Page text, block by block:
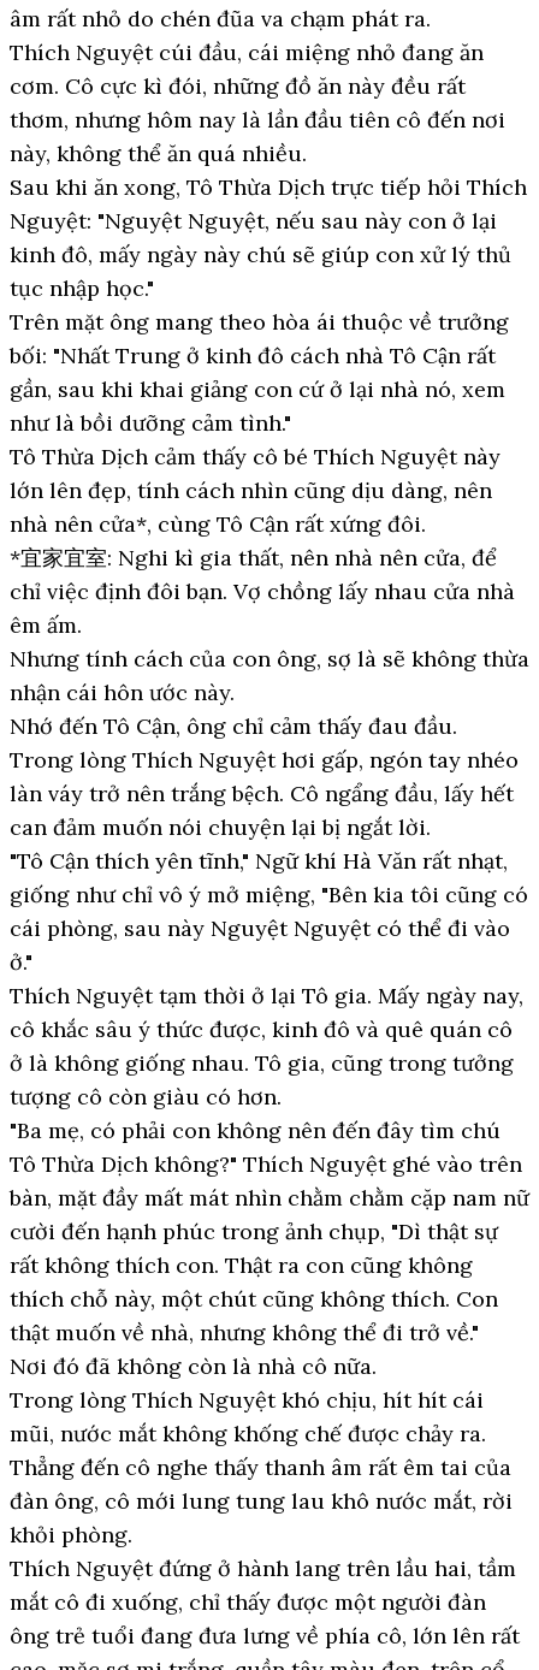
âm rất nhỏ do chén đũa va chạm phát ra.
Thích Nguyệt cúi đầu, cái miệng nhỏ đang ăn
cơm. Cô cực kì đói, những đồ ăn này đều rất
thơm, nhưng hôm nay là lần đầu tiên cô đến nơi
này, không thể ăn quá nhiều.
Sau khi ăn xong, Tô Thừa Dịch trực tiếp hỏi Thích
Nguyệt: "Nguyệt Nguyệt, nếu sau này con ở lại
kinh đô, mấy ngày này chú sẽ giúp con xử lý thủ
tục nhập học."
Trên mặt ông mang theo hòa ái thuộc về trưởng
bối: "Nhất Trung ở kinh đô cách nhà Tô Cận rất
gần, sau khi khai giảng con cứ ở lại nhà nó, xem
như là bồi dưỡng cảm tình."
Tô Thừa Dịch cảm thấy cô bé Thích Nguyệt này
lớn lên đẹp, tính cách nhìn cũng dịu dàng, nên
nhà nên cửa*, cùng Tô Cận rất xứng đôi.
*宜家宜室: Nghi kì gia thất, nên nhà nên cửa, để
chỉ việc định đôi bạn. Vợ chồng lấy nhau cửa nhà
êm ấm.
Nhưng tính cách của con ông, sợ là sẽ không thừa
nhận cái hôn ước này.
Nhớ đến Tô Cận, ông chỉ cảm thấy đau đầu.
Trong lòng Thích Nguyệt hơi gấp, ngón tay nhéo
làn váy trở nên trắng bệch. Cô ngẩng đầu, lấy hết
can đảm muốn nói chuyện lại bị ngắt lời.
"Tô Cận thích yên tĩnh," Ngữ khí Hà Văn rất nhạt,
giống như chỉ vô ý mở miệng, "Bên kia tôi cũng có
cái phòng, sau này Nguyệt Nguyệt có thể đi vào
ở."
Thích Nguyệt tạm thời ở lại Tô gia. Mấy ngày nay,
cô khắc sâu ý thức được, kinh đô và quê quán cô
ở là không giống nhau. Tô gia, cũng trong tưởng
tượng cô còn giàu có hơn.
"Ba mẹ, có phải con không nên đến đây tìm chú
Tô Thừa Dịch không?" Thích Nguyệt ghé vào trên
bàn, mặt đầy mất mát nhìn chằm chằm cặp nam nữ
cười đến hạnh phúc trong ảnh chụp, "Dì thật sự
rất không thích con. Thật ra con cũng không
thích chỗ này, một chút cũng không thích. Con
thật muốn về nhà, nhưng không thể đi trở về."
Nơi đó đã không còn là nhà cô nữa.
Trong lòng Thích Nguyệt khó chịu, hít hít cái
mũi, nước mắt không khống chế được chảy ra.
Thẳng đến cô nghe thấy thanh âm rất êm tai của
đàn ông, cô mới lung tung lau khô nước mắt, rời
khỏi phòng.
Thích Nguyệt đứng ở hành lang trên lầu hai, tầm
mắt cô đi xuống, chỉ thấy được một người đàn
ông trẻ tuổi đang đưa lưng về phía cô, lớn lên rất